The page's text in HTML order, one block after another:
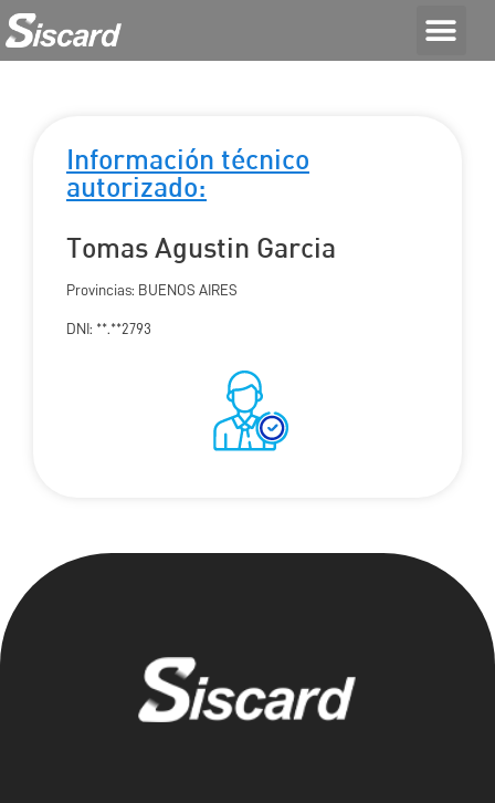
Información técnico
autorizado:
Tomas Agustin Garcia
Provincias: BUENOS AIRES
DNI: **.**2793